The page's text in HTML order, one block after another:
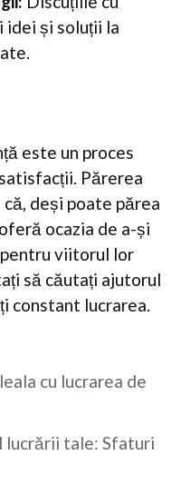
idei și soluții la
este un proces
Părerea
deși poate părea
ocazia de a-și
viitorul lor
să căutați ajutorul
constant lucrarea.
cu lucrarea de
lucrării tale: Sfaturi